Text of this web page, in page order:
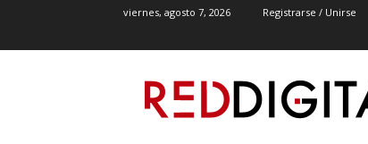
viernes, agosto 7, 2026 Registrarse / Unirse